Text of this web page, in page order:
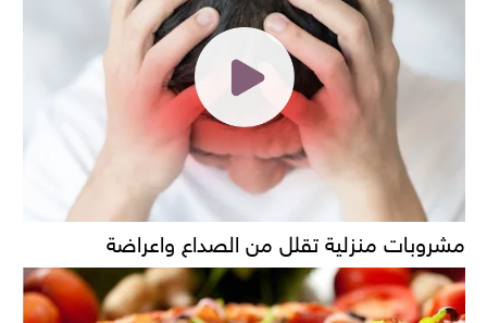
مشروبات منزلية تقلل من الصداع واعراضة